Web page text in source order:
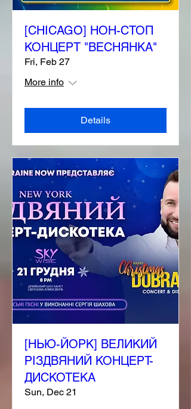
[CHICAGO] НОН-СТОП
КОНЦЕРТ "ВЕСНЯНКА"
Fri, Feb 27
More info
Details
[НЬЮ-ЙОРК] ВЕЛИКИЙ
РІЗДВЯНИЙ КОНЦЕРТ-
ДИСКОТЕКА
Sun, Dec 21